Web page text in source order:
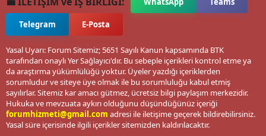
Telegram E-Posta
Yasal Uyarı: Forum Sitemiz; 5651 Sayılı Kanun kapsamında BTK
tarafından onaylı Yer Sağlayıcı'dır. Bu sebeple içerikleri kontrol etme ya
da araştırma yükümlülüğü yoktur. Üyeler yazdığı içeriklerden
sorumludur ve siteye üye olmak ile bu sorumluluğu kabul etmiş
sayılırlar. Sitemiz kar amacı gütmez, ücretsiz bilgi paylaşım merkezidir.
Hukuka ve mevzuata aykırı olduğunu düşündüğünüz içeriği
forumhizmeti@gmail.com adresi ile iletişime geçerek bildirebilirsiniz.
Yasal süre içerisinde ilgili içerikler sitemizden kaldırılacaktır.